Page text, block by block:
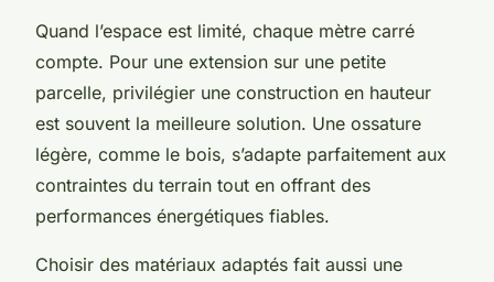
Quand l’espace est limité, chaque mètre carré
compte. Pour une extension sur une petite
parcelle, privilégier une construction en hauteur
est souvent la meilleure solution. Une ossature
légère, comme le bois, s’adapte parfaitement aux
contraintes du terrain tout en offrant des
performances énergétiques fiables.
Choisir des matériaux adaptés fait aussi une